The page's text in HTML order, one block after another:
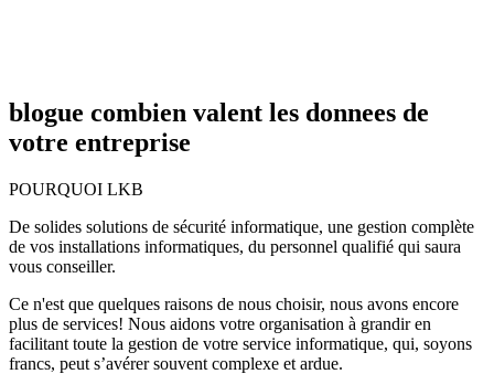
blogue combien valent les donnees de
votre entreprise
POURQUOI LKB
De solides solutions de sécurité informatique, une gestion complète
de vos installations informatiques, du personnel qualifié qui saura
vous conseiller.
Ce n'est que quelques raisons de nous choisir, nous avons encore
plus de services! Nous aidons votre organisation à grandir en
facilitant toute la gestion de votre service informatique, qui, soyons
francs, peut s’avérer souvent complexe et ardue.